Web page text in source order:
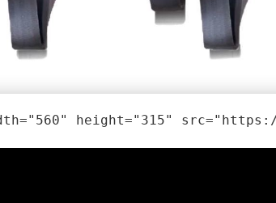
height="315" src="https://